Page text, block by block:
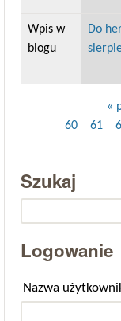
Wpis w
blogu
Do
Strony
«
60
61
Szukaj
Logowanie
Nazwa